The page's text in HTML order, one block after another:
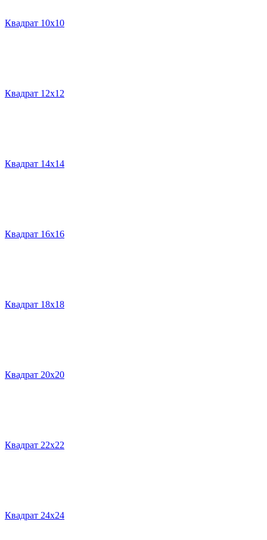
Квадрат 10х10
Квадрат 12х12
Квадрат 14х14
Квадрат 16х16
Квадрат 18х18
Квадрат 20х20
Квадрат 22х22
Квадрат 24х24